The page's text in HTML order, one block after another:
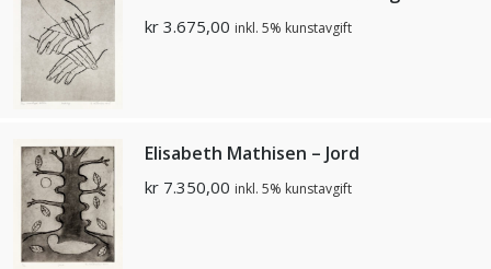
kr 3.675,00 inkl. 5% kunstavgift
Elisabeth Mathisen – Jord
kr 7.350,00 inkl. 5% kunstavgift